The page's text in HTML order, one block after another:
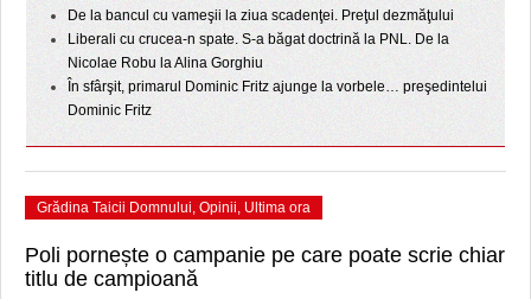
De la bancul cu vameşii la ziua scadenţei. Preţul dezmăţului
Liberali cu crucea-n spate. S-a băgat doctrină la PNL. De la
Nicolae Robu la Alina Gorghiu
În sfârşit, primarul Dominic Fritz ajunge la vorbele… preşedintelui
Dominic Fritz
Grădina Taicii Domnului, Opinii, Ultima ora
Poli pornește o campanie pe care poate scrie chiar
titlu de campioană